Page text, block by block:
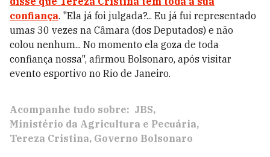
confiança. "Ela já foi julgada?... Eu já fui representado
umas 30 vezes na Câmara (dos Deputados) e não
colou nenhum... No momento ela goza de toda
confiança nossa", afirmou Bolsonaro, após visitar
evento esportivo no Rio de Janeiro.
Acompanhe tudo sobre: JBS
Ministério da Agricultura e Pecuária
Tereza Cristina Governo Bolsonaro